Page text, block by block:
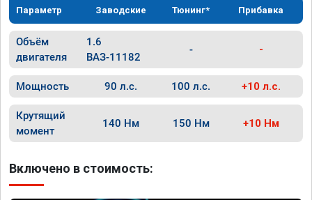
Параметр Заводские Тюнинг* Прибавка
Объём
двигателя
1.6
ВАЗ-11182
- -
Мощность 90 л.с. 100 л.с. +10 л.с.
Крутящий
момент
140 Нм 150 Нм +10 Нм
Включено в стоимость: